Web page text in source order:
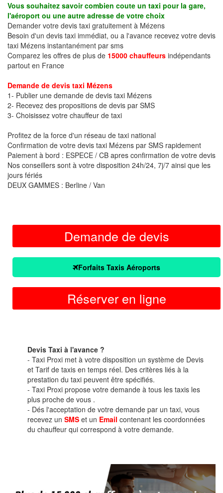
Vous souhaitez savoir combien coute un taxi pour la gare,
l'aéroport ou une autre adresse de votre choix
Demander votre devis taxi gratuitement à Mézens
Besoin d'un devis taxi immédiat, ou a l'avance recevez votre devis
taxi Mézens instantanément par sms
Comparez les offres de plus de 15000 chauffeurs indépendants
partout en France
Demande de devis taxi Mézens
1- Publier une demande de devis taxi Mézens
2- Recevez des propositions de devis par SMS
3- Choisissez votre chauffeur de taxi
Profitez de la force d'un réseau de taxi national
Confirmation de votre devis taxi Mézens par SMS rapidement
Paiement à bord : ESPECE / CB apres confirmation de votre devis
Nos conseillers sont à votre disposition 24h/24, 7j/7 ainsi que les
jours fériés
DEUX GAMMES : Berline / Van
Demande de devis
Forfaits Taxis Aéroports
Réserver en ligne
Devis Taxi à l'avance ?
- Taxi Proxi met à votre disposition un système de Devis
et Tarif de taxis en temps réel. Des critères liés à la
prestation du taxi peuvent être spécifiés.
- Taxi Proxi propose votre demande à tous les taxis les
plus proche de vous .
- Dés l'acceptation de votre demande par un taxi, vous
recevez un SMS et un Email contenant les coordonnées
du chauffeur qui correspond à votre demande.